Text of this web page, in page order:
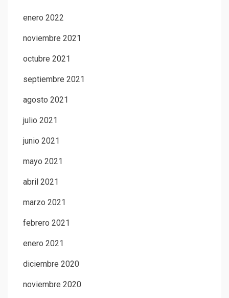
enero 2022
noviembre 2021
octubre 2021
septiembre 2021
agosto 2021
julio 2021
junio 2021
mayo 2021
abril 2021
marzo 2021
febrero 2021
enero 2021
diciembre 2020
noviembre 2020